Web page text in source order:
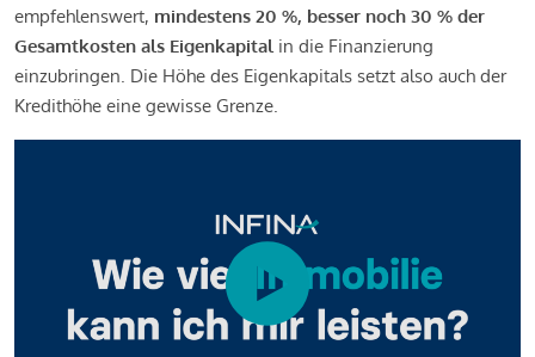
empfehlenswert, mindestens 20 %, besser noch 30 % der
Gesamtkosten als Eigenkapital in die Finanzierung
einzubringen. Die Höhe des Eigenkapitals setzt also auch der
Kredithöhe eine gewisse Grenze.